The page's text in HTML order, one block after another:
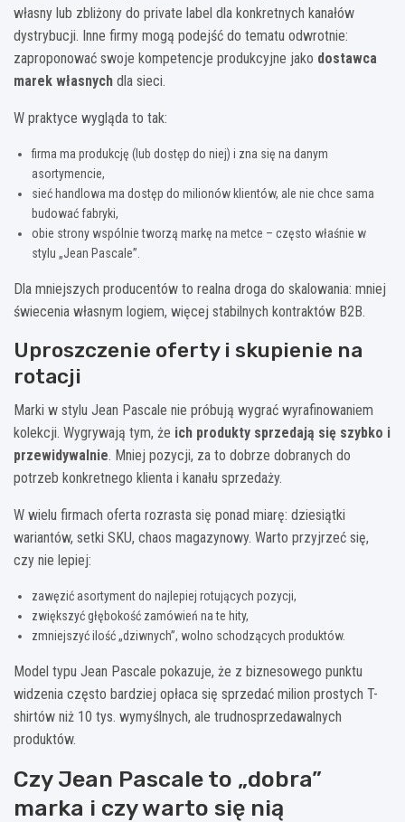
własny lub zbliżony do private label dla konkretnych kanałów
dystrybucji. Inne firmy mogą podejść do tematu odwrotnie:
zaproponować swoje kompetencje produkcyjne jako dostawca
marek własnych dla sieci.
W praktyce wygląda to tak:
firma ma produkcję (lub dostęp do niej) i zna się na danym
asortymencie,
sieć handlowa ma dostęp do milionów klientów, ale nie chce sama
budować fabryki,
obie strony wspólnie tworzą markę na metce – często właśnie w
stylu „Jean Pascale”.
Dla mniejszych producentów to realna droga do skalowania: mniej
świecenia własnym logiem, więcej stabilnych kontraktów B2B.
Uproszczenie oferty i skupienie na
rotacji
Marki w stylu Jean Pascale nie próbują wygrać wyrafinowaniem
kolekcji. Wygrywają tym, że ich produkty sprzedają się szybko i
przewidywalnie. Mniej pozycji, za to dobrze dobranych do
potrzeb konkretnego klienta i kanału sprzedaży.
W wielu firmach oferta rozrasta się ponad miarę: dziesiątki
wariantów, setki SKU, chaos magazynowy. Warto przyjrzeć się,
czy nie lepiej:
zawęzić asortyment do najlepiej rotujących pozycji,
zwiększyć głębokość zamówień na te hity,
zmniejszyć ilość „dziwnych”, wolno schodzących produktów.
Model typu Jean Pascale pokazuje, że z biznesowego punktu
widzenia często bardziej opłaca się sprzedać milion prostych T-
shirtów niż 10 tys. wymyślnych, ale trudnosprzedawalnych
produktów.
Czy Jean Pascale to „dobra”
marka i czy warto się nią